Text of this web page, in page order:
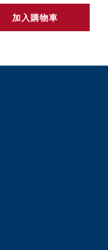
加入購物車